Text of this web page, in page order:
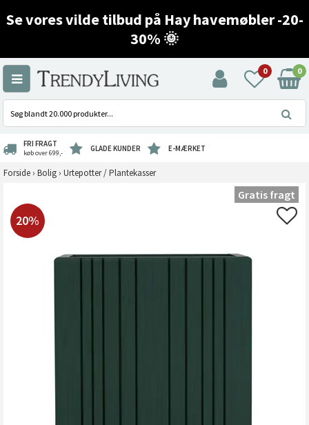
Se vores vilde tilbud på Hay havemøbler -20-
30% 🌞
0 0
FRI FRAGT
køb over 699,- GLADE KUNDER E-MÆRKET
Forside › Bolig › Urtepotter / Plantekasser
20%
Gratis fragt